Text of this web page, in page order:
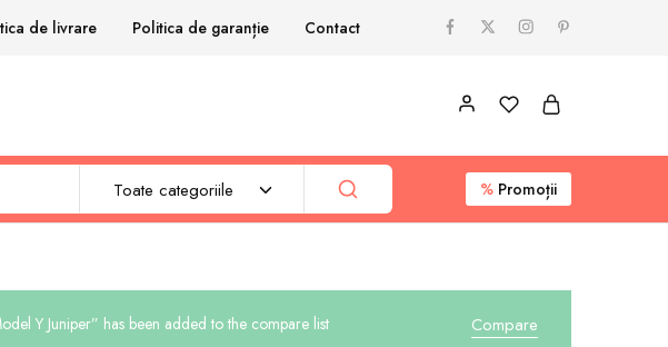
de livrare Politica de garanție Contact
Toate categoriile % Promoții
Compare
Y Juniper” has been added to the compare list